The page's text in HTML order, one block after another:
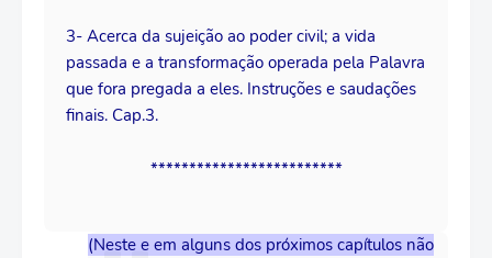
3- Acerca da sujeição ao poder civil; a vida
passada e a transformação operada pela Palavra
que fora pregada a eles. Instruções e saudações
finais. Cap.3.
*************************
(Neste e em alguns dos próximos capítulos não